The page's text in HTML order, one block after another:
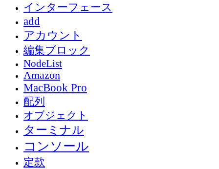
インターフェース
add
アカウント
編集ブロック
NodeList
Amazon
MacBook Pro
配列
オブジェクト
ターミナル
コンソール
定款